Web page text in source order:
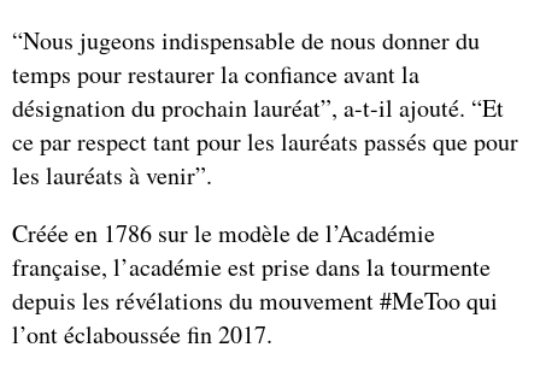
“Nous jugeons indispensable de nous donner du
temps pour restaurer la confiance avant la
désignation du prochain lauréat”, a-t-il ajouté. “Et
ce par respect tant pour les lauréats passés que pour
les lauréats à venir”.
Créée en 1786 sur le modèle de l’Académie
française, l’académie est prise dans la tourmente
depuis les révélations du mouvement #MeToo qui
l’ont éclaboussée fin 2017.